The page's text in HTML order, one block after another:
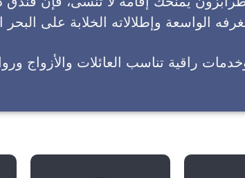
بغرفه الواسعة وإطلالاته الخلابة على البحر
راقية تناسب العائلات والأزواج